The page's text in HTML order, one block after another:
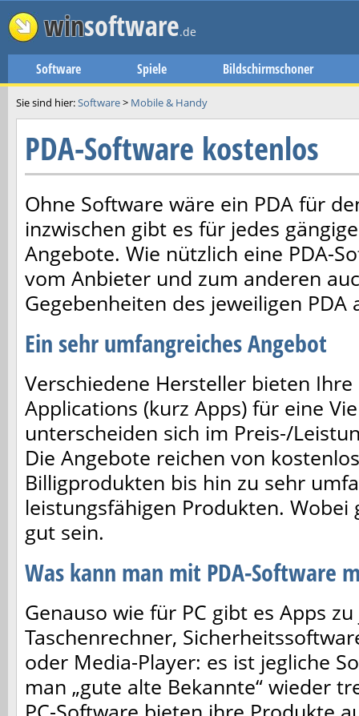
winsoftware.de
Software Spiele Bildschirmschoner
Sie sind hier:Software> Mobile & Handy
PDA-Software kostenlos
Ohne Software wäre ein PDA für
inzwischen gibt es für jedes
Angebote. Wie nützlich eine PDA-
vom Anbieter und zum anderen
Gegebenheiten des jeweiligen PDA
Ein sehr umfangreiches Angebot
Verschiedene Hersteller bieten
Applications (kurz Apps) für eine
unterscheiden sich im Preis-/
Die Angebote reichen von
Billigprodukten bis hin zu sehr
leistungsfähigen Produkten.
gut sein.
Was kann man mit PDA-Software
Genauso wie für PC gibt es Apps
Taschenrechner,
oder Media-Player: es ist jegliche
man „gute alte Bekannte“ wieder